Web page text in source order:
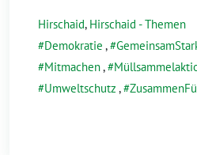
Hirschaid, Hirschaid - Themen
Demokratie ,
Mitmachen,
Umweltschutz ,